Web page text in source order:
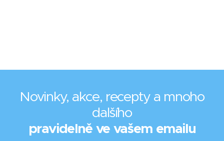
Novinky, akce, recepty a mnoho
dalšího
pravidelně ve vašem emailu